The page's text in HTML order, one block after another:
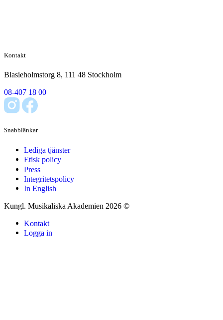
Kontakt
Blasieholmstorg 8, 111 48 Stockholm
08-407 18 00
Snabblänkar
Lediga tjänster
Etisk policy
Press
Integritetspolicy
In English
Kungl. Musikaliska Akademien 2026 ©
Kontakt
Logga in